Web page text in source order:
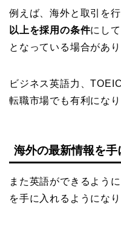
例えば、海外と取引を
以上を採用の条件にし
となっている場合があり
ビジネス英語力、
転職市場でも有利にな
海外の最新情報を手
また英語ができるよう
を手に入れるようになり